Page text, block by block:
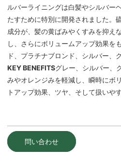
ルバーライニングは白髪やシルバー
たすために特別に開発されました。
成分が、髪の黄ばみやくすみを抑え
し、さらにボリュームアップ効果を
ド、プラチナブロンド、シルバー、
KEY BENEFITSグレー、シルバー、
みやオレンジみを軽減し、瞬時にボ
トアップ効果、ツヤ、そして扱いや
問い合わせ